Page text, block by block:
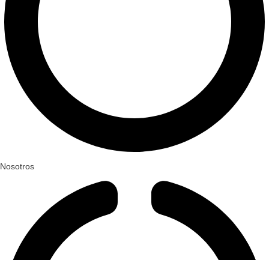
Nosotros